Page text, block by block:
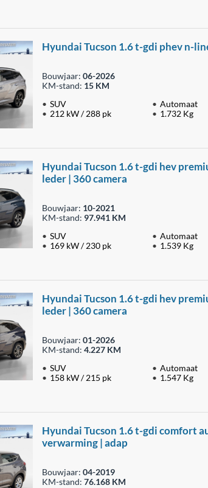
Hyundai Tucson 1.6 t-gdi phev n-
Bouwjaar:06-2026
KM-stand: 15 KM
SUV
Automaat
212 kW / 288 pk
1.732 Kg
Hyundai Tucson 1.6 t-gdi hev
leder | 360 camera
Bouwjaar: 10-2021
KM-stand: 97.941 KM
SUV
Automaat
169 kW / 230 pk
1.539 Kg
Hyundai Tucson 1.6 t-gdi hev
leder | 360 camera
Bouwjaar:01-2026
KM-stand:4.227 KM
SUV
Automaat
158 kW / 215 pk
1.547 Kg
Hyundai Tucson 1.6 t-gdi comfort
verwarming | adap
Bouwjaar:04-2019
KM-stand:76.168 KM